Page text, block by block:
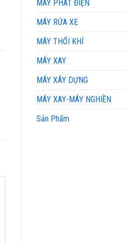
MÁY PHÁT ĐIỆN
MÁY RỬA XE
MÁY THỔI KHÍ
MÁY XAY
MÁY XÂY DỰNG
MÁY XAY-MÁY NGHIỀN
Sản Phẩm